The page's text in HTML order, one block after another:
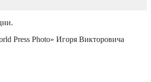
Press Photo» Игоря Викторовича